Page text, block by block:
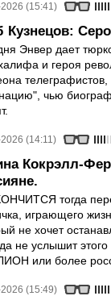
(15:41)
Кузнецов:
Энвер дает
и героя
чью
(14:11)
Кокрэлл-
тогда
играющего
не хочет
не услышит
или более
(15:49)